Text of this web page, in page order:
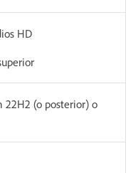
HD
22H2 (o posterior) o